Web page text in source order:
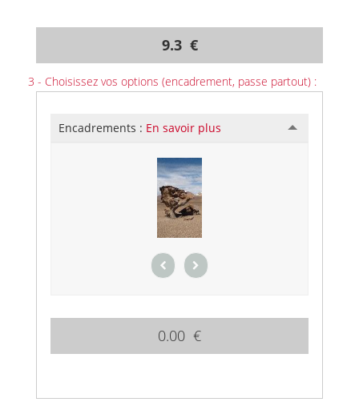
9.3 €
3 - Choisissez vos options (encadrement, passe partout) :
Encadrements : En savoir plus
0.00 €